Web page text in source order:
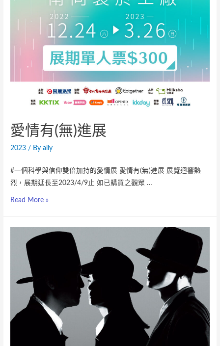
愛情有(無)進展
2023 / Byally
#一個科學與信仰雙倍加持的愛情展 愛情有(無)進展 展覽迴響熱
烈，展期延長至2023/4/9止 如已購買之觀眾 …
Read More »